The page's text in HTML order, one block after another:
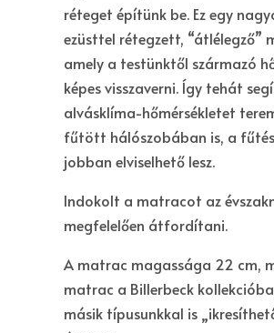
réteget építünk be. Ez egy
ezüsttel rétegzett, “átlélegző”
amely a testünktől származó
képes visszaverni. Így tehát
alvásklíma-hőmérsékletet
fűtött hálószobában is, a
jobban elviselhető lesz.
Indokolt a matracot az
megfelelően átfordítani.
A matrac magassága 22 cm,
matrac a Billerbeck
másik típusunkkal is